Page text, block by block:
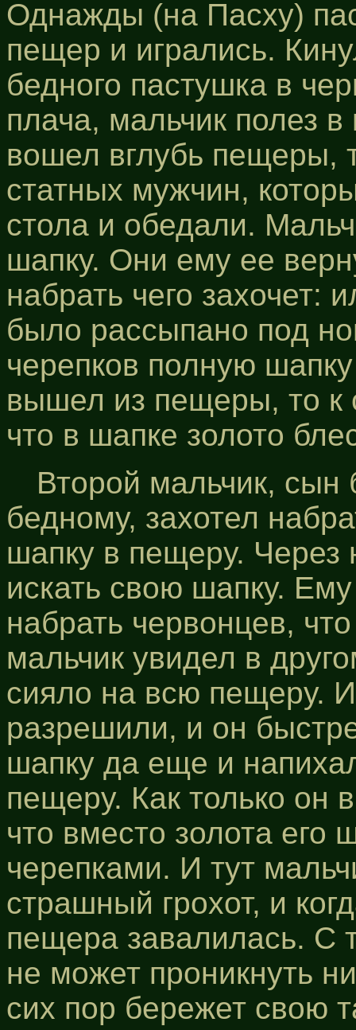
Однажды (на Пасху)
пещер и игрались.
бедного пастушка в
плача, мальчик полез
вошел вглубь пещеры,
статных мужчин,
стола и обедали.
шапку. Они ему ее
набрать чего захочет:
было рассыпано под
черепков полную
вышел из пещеры, то к
что в шапке золото
Второй мальчик, сын
бедному, захотел
шапку в пещеру. Через
искать свою шапку.
набрать червонцев,
мальчик увидел в
сияло на всю пещеру.
разрешили, и он
шапку да еще и
пещеру. Как только он
что вместо золота его
черепками. И тут
страшный грохот, и
пещера завалилась. С
не может проникнуть
сих пор бережет свою